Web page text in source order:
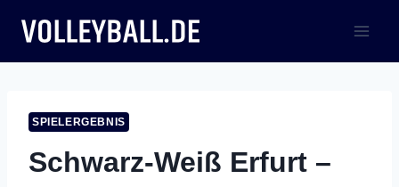
Inhalt
springen
SPIELERGEBNIS
Schwarz-Weiß Erfurt –